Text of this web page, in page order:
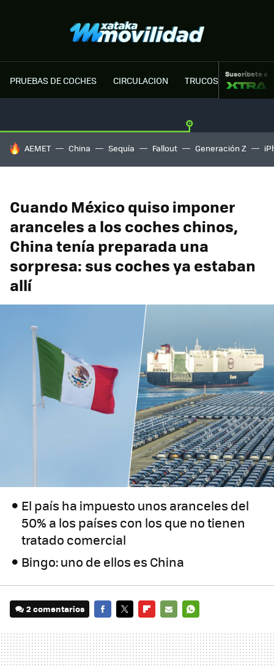
PRUEBAS DE COCHES CIRCULACION TRUCOS MOTOR
Suscríbete a
HOY SE HABLA DE
AEMET China Sequía Fallout Generación Z
Cuando México quiso imponer
aranceles a los coches chinos,
China tenía preparada una
sorpresa: sus coches ya estaban
allí
El país ha impuesto unos aranceles del
50% a los países con los que no tienen
tratado comercial
Bingo: uno de ellos es China
2 comentarios
MAIL